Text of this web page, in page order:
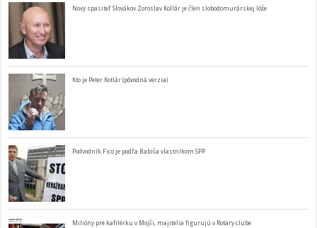
Nový spasiteľ Slovákov Zoroslav Kollár je člen slobodomurárskej lóže
Kto je Peter Kotlár (pôvodná verzia)
Podvodník Fico je podľa Babiša vlastníkom SPP
Milióny pre kafilérku v Mojši, majitelia figurujú v Rotary clube